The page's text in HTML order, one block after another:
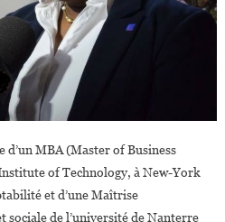
MBA (Master of Business
of Technology, à New-York
et d’une Maîtrise
sociale de l’université de Nanterre